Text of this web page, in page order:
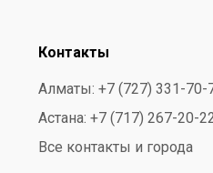
Контакты
Алматы: +7 (727) 331-70-
Астана: +7 (717) 267-20-
Все контакты и города